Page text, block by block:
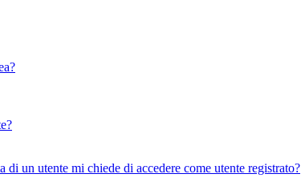
un utente mi chiede di accedere come utente registrato?